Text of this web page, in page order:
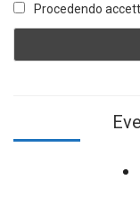
Procedendo